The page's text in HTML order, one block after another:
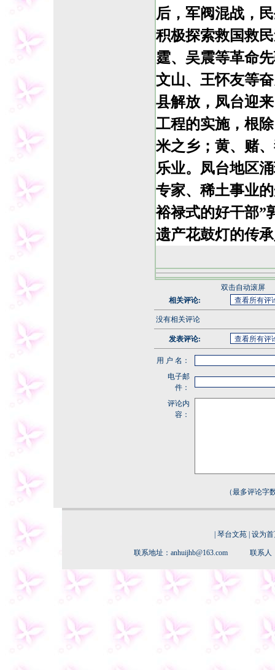
后，军阀混战，
积极探索救国救
霆、吴震等革命
文山、王怀友等
县解放，凤台迎
工程的实施，根
米之乡；黄、赌
乐业。凤台地区
专家、稀土事业
裕禄式的好干部”
遗产花鼓灯的传
双击自动滚屏
相关评论:
没有相关评论
发表评论:
用 户 名：
电子邮
件：
评论内
容：
（最多评论字
琴台文苑 设为
联系地址：anhuijhb@163.com 联系人